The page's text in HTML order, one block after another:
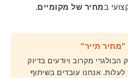
במחיר של מקומיים.
תייר"
מקרוב ויודעים בדיוק
אנחנו עובדים בשיתוף